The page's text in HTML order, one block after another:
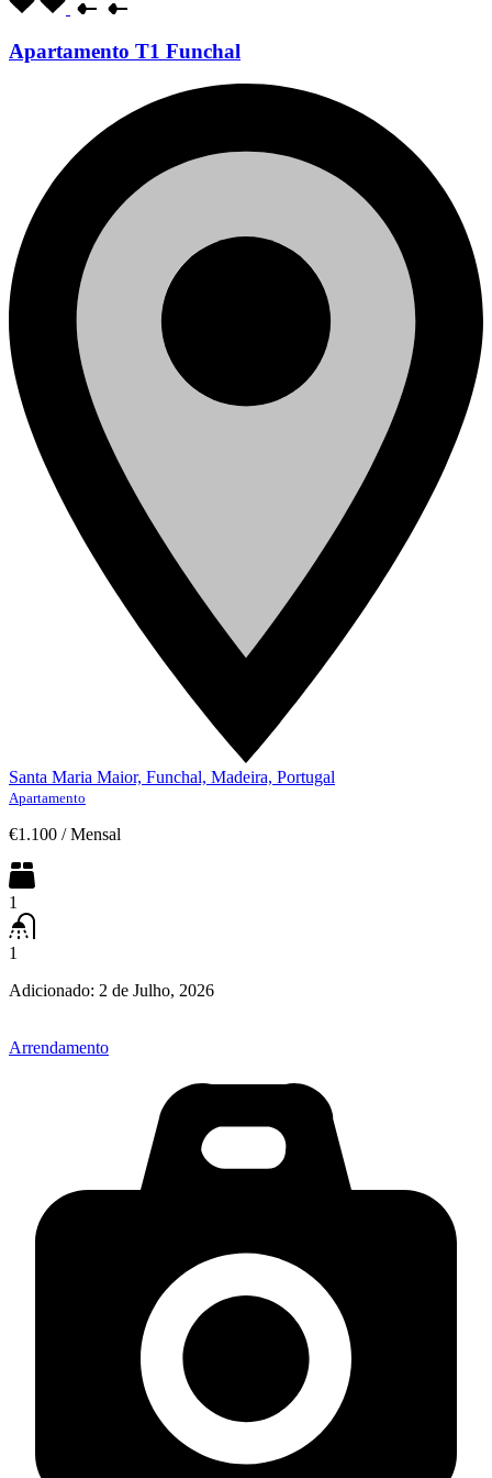
Apartamento T1 Funchal
Santa Maria Maior, Funchal, Madeira, Portugal
Apartamento
€1.100 / Mensal
1
1
Adicionado: 2 de Julho, 2026
Arrendamento